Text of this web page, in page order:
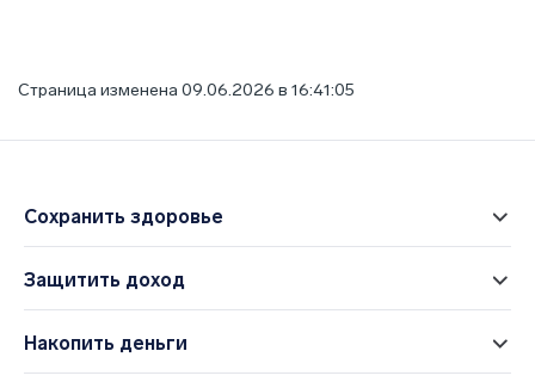
Страница изменена 09.06.2026 в 16:41:05
Сохранить здоровье
Защитить доход
Накопить деньги